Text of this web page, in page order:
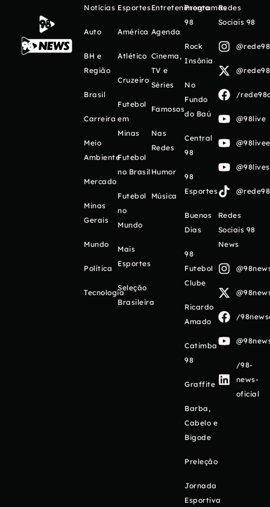
Notícias
Auto
BH e
Região
Brasil
Carreira
Meio
Ambiente
Mercado
Minas
Gerais
Mundo
Política
Tecnologia
Esportes
América
Atlético
Cruzeiro
Futebol
em
Minas
Futebol
no Brasil
Futebol
no
Mundo
Mais
Esportes
Seleção
Brasileira
Entretenimento
Agenda
Cinema,
TV e
Séries
Famosos
Nas
Redes
Humor
Música
Programas
98
Rock
Insônia
No
Fundo
do Baú
Central
98
98
Esportes
Buenos
Días
98
Futebol
Clube
Ricardo
Amado
Catimba
98
Graffite
Barba,
Cabelo e
Bigode
Preleção
Jornada
Esportiva
Redes
Sociais 98
/
@98live
Redes
Sociais 98
News
/
/98-
news-
oficial